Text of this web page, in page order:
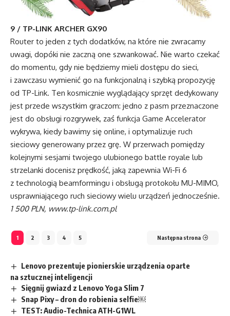
9 / TP-LINK ARCHER GX90
Router to jeden z tych dodatków, na które nie zwracamy
uwagi, dopóki nie zaczną one szwankować. Nie warto czekać
do momentu, gdy nie będziemy mieli dostępu do sieci,
i zawczasu wymienić go na funkcjonalną i szybką propozycję
od TP-Link. Ten kosmicznie wyglądający sprzęt dedykowany
jest przede wszystkim graczom: jedno z pasm przeznaczone
jest do obsługi rozgrywek, zaś funkcja Game Accelerator
wykrywa, kiedy bawimy się online, i optymalizuje ruch
sieciowy generowany przez grę. W przerwach pomiędzy
kolejnymi sesjami twojego ulubionego battle royale lub
strzelanki docenisz prędkość, jaką zapewnia Wi-Fi 6
z technologią beamformingu i obsługą protokołu MU-MIMO,
usprawniającego ruch sieciowy wielu urządzeń jednocześnie.
1 500 PLN, www.tp-link.com.pl
1 2 3 4 5 Następna strona
Lenovo prezentuje pionierskie urządzenia oparte
na sztucznej inteligencji
Sięgnij gwiazd z Lenovo Yoga Slim 7
Snap Pixy – dron do robienia selfie￼
TEST: Audio-Technica ATH-G1WL